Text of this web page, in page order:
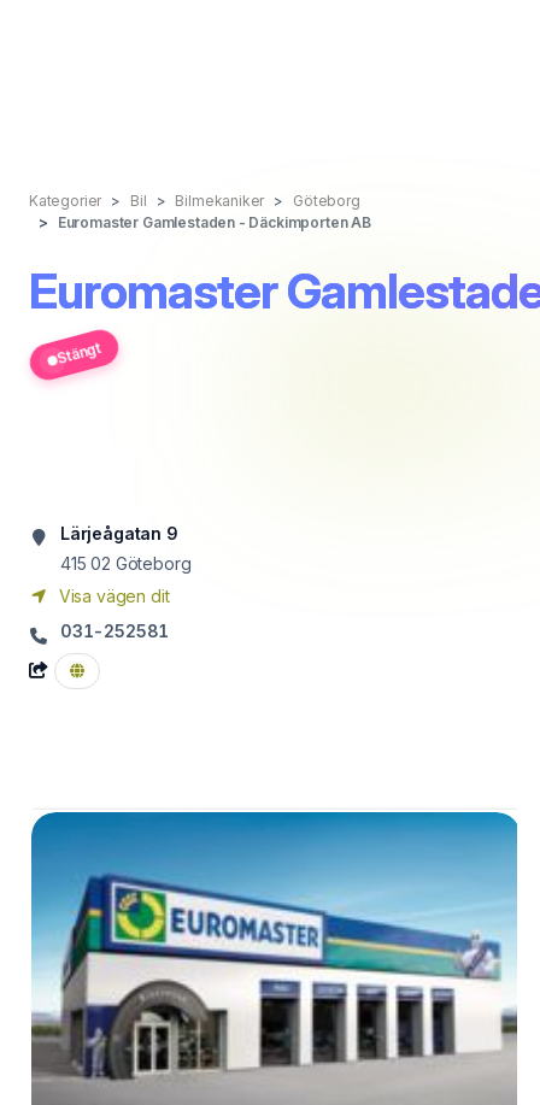
Kategorier Bil Bilmekaniker
Göteborg
Euromaster Gamlestaden - Däckimporten AB
Euromaster
Stängt
Lärjeågatan 9
415 02 Göteborg
Visa vägen dit
031-252581